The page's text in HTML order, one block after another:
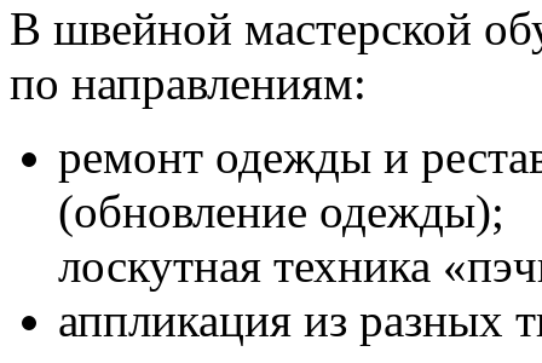
В швейной мастерской
по направлениям:
ремонт одежды и
(обновление одежды);
лоскутная техника
аппликация из разных